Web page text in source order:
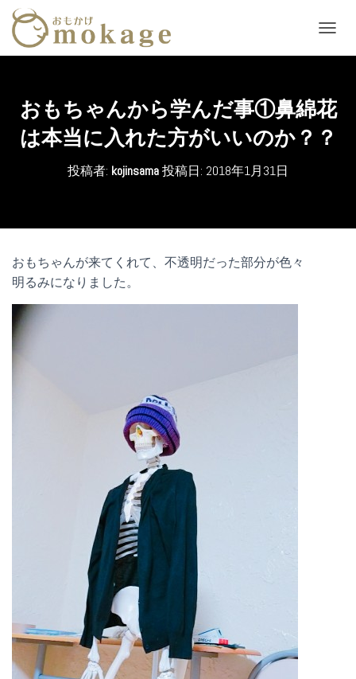
ビ
シ
ョ
ン
を
おもちゃんから学んだ事①鼻綿花
は本当に入れた方がいいのか？？
投稿者: kojinsama投稿日: 2018年1月31日
おもちゃんが来てくれて、不透明だった部分が色々
明るみになりました。